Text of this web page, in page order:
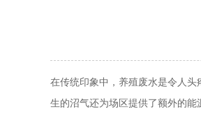
在传统印象中，养殖废水是令人
生的沼气还为场区提供了额外的能